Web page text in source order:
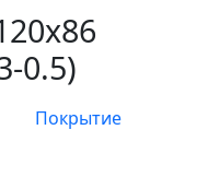
0.5)
Покрытие